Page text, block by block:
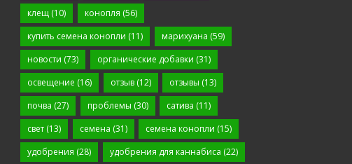
клещ (10) конопля (56)
купить семена конопли (11) марихуана (59)
новости (73) органические добавки (31)
освещение (16) отзыв(12) отзывы (13)
почва (27) проблемы (30) сатива (11)
свет (13) семена (31) семена конопли (15)
удобрения (28) удобрения для каннабиса (22)